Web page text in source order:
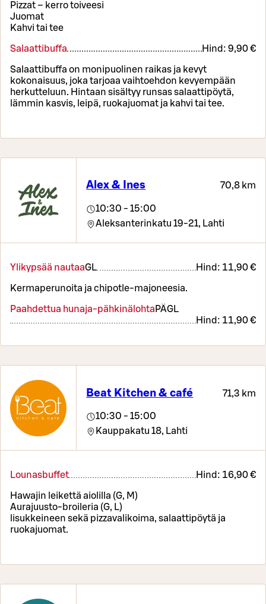
Pizzat – kerro toiveesi
Juomat
Kahvi tai tee
Salaattibuffa Hind: 9,90 €
Salaattibuffa on monipuolinen raikas ja kevyt
kokonaisuus, joka tarjoaa vaihtoehdon kevyempään
herkutteluun. Hintaan sisältyy runsas salaattipöytä,
lämmin kasvis, leipä, ruokajuomat ja kahvi tai tee.
Alex & Ines 70,8 km
10:30 - 15:00
Aleksanterinkatu 19-21, Lahti
Ylikypsää nautaaGL Hind: 11,90 €
Kermaperunoita ja chipotle-majoneesia.
Paahdettua hunaja-pähkinälohta PÄGL
Hind: 11,90 €
Beat Kitchen & café 71,3 km
10:30 - 15:00
Kauppakatu 18, Lahti
Lounasbuffet Hind: 16,90 €
Hawajin leikettä aiolilla (G, M)
Aurajuusto-broileria (G, L)
lisukkeineen sekä pizzavalikoima, salaattipöytä ja
ruokajuomat.